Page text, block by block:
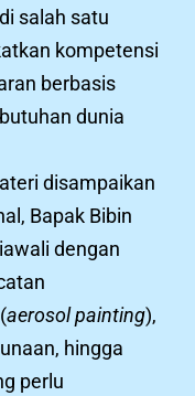
salah satu
kompetensi
berbasis
dunia
disampaikan
Bapak Bibin
dengan
aerosol painting),
hingga
perlu